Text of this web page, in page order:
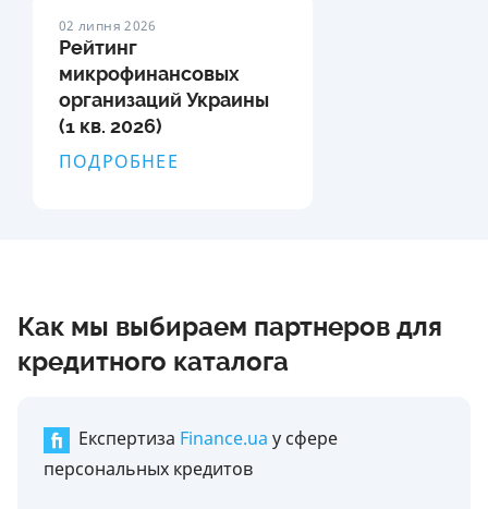
02 липня 2026
Рейтинг
микрофинансовых
организаций Украины
(1 кв. 2026)
ПОДРОБНЕЕ
Как мы выбираем партнеров для
кредитного каталога
Експертиза Finance.ua у сфере
персональных кредитов